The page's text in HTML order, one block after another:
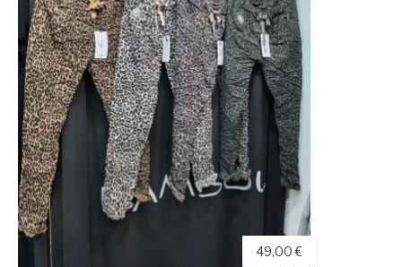
49,00 €